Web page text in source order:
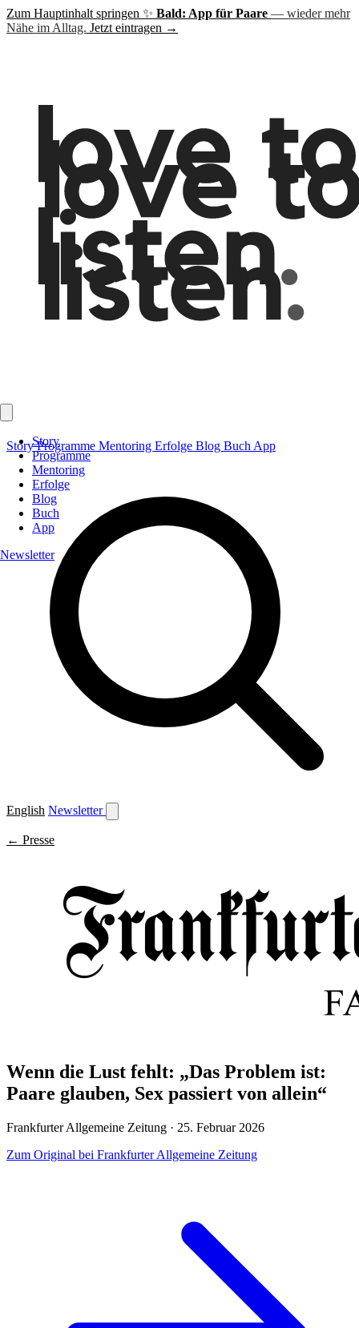
Zum Hauptinhalt springen ✨ Bald: App für Paare — wieder mehr
Nähe im Alltag. Jetzt eintragen →
StoryProgramme Mentoring Erfolge Blog Buch App
English Newsletter
Story
Programme
Mentoring
Erfolge
Blog
Buch
App
Newsletter
← Presse
Wenn die Lust fehlt: „Das Problem ist:
Paare glauben, Sex passiert von allein“
Frankfurter Allgemeine Zeitung · 25. Februar 2026
Zum Original bei Frankfurter Allgemeine Zeitung